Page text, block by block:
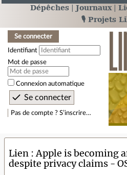
Dépêches Journaux
🎙️ Projets
Se connecter
Identifiant
Mot de passe
Connexion automatique
Pas de compte ? S’inscrire…
Lien
Apple is becoming
despite privacy claims -